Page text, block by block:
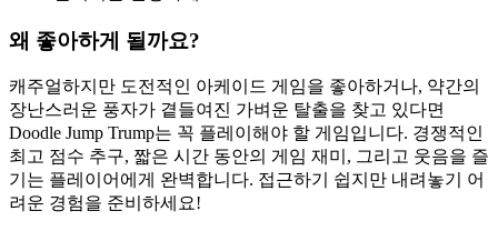
왜 좋아하게 될까요?
캐주얼하지만 도전적인 아케이드 게임을 좋아하거나, 약간의
장난스러운 풍자가 곁들여진 가벼운 탈출을 찾고 있다면
Doodle Jump Trump는 꼭 플레이해야 할 게임입니다. 경쟁적인
최고 점수 추구, 짧은 시간 동안의 게임 재미, 그리고 웃음을 즐
기는 플레이어에게 완벽합니다. 접근하기 쉽지만 내려놓기 어
려운 경험을 준비하세요!